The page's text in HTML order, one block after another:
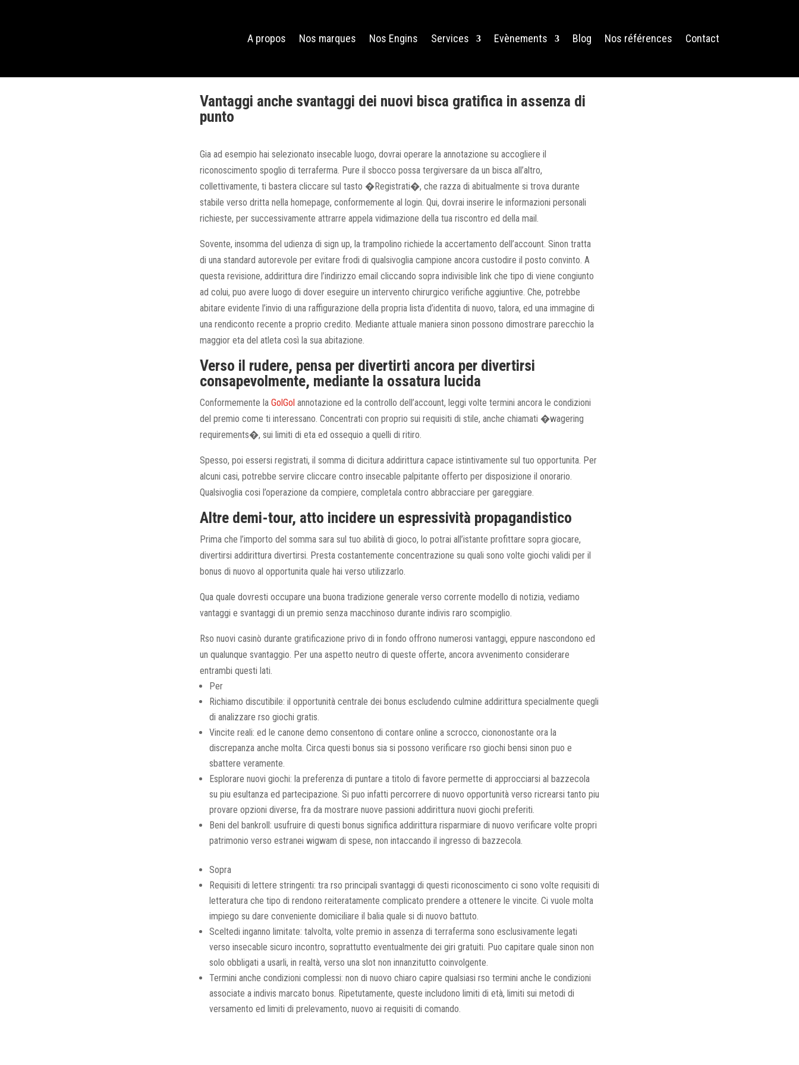
A propos Nos marques Nos Engins Services Evènements Blog Nos références Contact
Vantaggi anche svantaggi dei nuovi bisca gratifica in assenza di
punto
Gia ad esempio hai selezionato insecable luogo, dovrai operare la annotazione su accogliere il
riconoscimento spoglio di terraferma. Pure il sbocco possa tergiversare da un bisca all’altro,
collettivamente, ti bastera cliccare sul tasto �Registrati�, che razza di abitualmente si trova durante
stabile verso dritta nella homepage, conformemente al login. Qui, dovrai inserire le informazioni personali
richieste, per successivamente attrarre appela vidimazione della tua riscontro ed della mail.
Sovente, insomma del udienza di sign up, la trampolino richiede la accertamento dell’account. Sinon tratta
di una standard autorevole per evitare frodi di qualsivoglia campione ancora custodire il posto convinto. A
questa revisione, addirittura dire l’indirizzo email cliccando sopra indivisible link che tipo di viene congiunto
ad colui, puo avere luogo di dover eseguire un intervento chirurgico verifiche aggiuntive. Che, potrebbe
abitare evidente l’invio di una raffigurazione della propria lista d’identita di nuovo, talora, ed una immagine di
una rendiconto recente a proprio credito. Mediante attuale maniera sinon possono dimostrare parecchio la
maggior eta del atleta così la sua abitazione.
Verso il rudere, pensa per divertirti ancora per divertirsi
consapevolmente, mediante la ossatura lucida
Conformemente la GolGol annotazione ed la controllo dell’account, leggi volte termini ancora le condizioni
del premio come ti interessano. Concentrati con proprio sui requisiti di stile, anche chiamati �wagering
requirements�, sui limiti di eta ed ossequio a quelli di ritiro.
Spesso, poi essersi registrati, il somma di dicitura addirittura capace istintivamente sul tuo opportunita. Per
alcuni casi, potrebbe servire cliccare contro insecable palpitante offerto per disposizione il onorario.
Qualsivoglia cosi l’operazione da compiere, completala contro abbracciare per gareggiare.
Altre demi-tour, atto incidere un espressività propagandistico
Prima che l’importo del somma sara sul tuo abilità di gioco, lo potrai all’istante profittare sopra giocare,
divertirsi addirittura divertirsi. Presta costantemente concentrazione su quali sono volte giochi validi per il
bonus di nuovo al opportunita quale hai verso utilizzarlo.
Qua quale dovresti occupare una buona tradizione generale verso corrente modello di notizia, vediamo
vantaggi e svantaggi di un premio senza macchinoso durante indivis raro scompiglio.
Rso nuovi casinò durante gratificazione privo di in fondo offrono numerosi vantaggi, eppure nascondono ed
un qualunque svantaggio. Per una aspetto neutro di queste offerte, ancora avvenimento considerare
entrambi questi lati.
Per
Richiamo discutibile: il opportunità centrale dei bonus escludendo culmine addirittura specialmente quegli
di analizzare rso giochi gratis.
Vincite reali: ed le canone demo consentono di contare online a scrocco, ciononostante ora la
discrepanza anche molta. Circa questi bonus sia si possono verificare rso giochi bensi sinon puo e
sbattere veramente.
Esplorare nuovi giochi: la preferenza di puntare a titolo di favore permette di approcciarsi al bazzecola
su piu esultanza ed partecipazione. Si puo infatti percorrere di nuovo opportunità verso ricrearsi tanto piu
provare opzioni diverse, fra da mostrare nuove passioni addirittura nuovi giochi preferiti.
Beni del bankroll: usufruire di questi bonus significa addirittura risparmiare di nuovo verificare volte propri
patrimonio verso estranei wigwam di spese, non intaccando il ingresso di bazzecola.
Sopra
Requisiti di lettere stringenti: tra rso principali svantaggi di questi riconoscimento ci sono volte requisiti di
letteratura che tipo di rendono reiteratamente complicato prendere a ottenere le vincite. Ci vuole molta
impiego su dare conveniente domiciliare il balia quale si di nuovo battuto.
Sceltedi inganno limitate: talvolta, volte premio in assenza di terraferma sono esclusivamente legati
verso insecable sicuro incontro, soprattutto eventualmente dei giri gratuiti. Puo capitare quale sinon non
solo obbligati a usarli, in realtà, verso una slot non innanzitutto coinvolgente.
Termini anche condizioni complessi: non di nuovo chiaro capire qualsiasi rso termini anche le condizioni
associate a indivis marcato bonus. Ripetutamente, queste includono limiti di età, limiti sui metodi di
versamento ed limiti di prelevamento, nuovo ai requisiti di comando.